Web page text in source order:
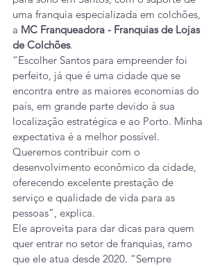
uma franquia especializada em colchões,
a MC Franqueadora - Franquias de Lojas
de Colchões.
“Escolher Santos para empreender foi
perfeito, já que é uma cidade que se
encontra entre as maiores economias do
país, em grande parte devido à sua
localização estratégica e ao Porto. Minha
expectativa é a melhor possível.
Queremos contribuir com o
desenvolvimento econômico da cidade,
oferecendo excelente prestação de
serviço e qualidade de vida para as
pessoas”, explica.
Ele aproveita para dar dicas para quem
quer entrar no setor de franquias, ramo
que ele atua desde 2020. “Sempre